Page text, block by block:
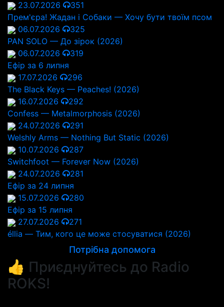
23.07.2026
351
Прем'єра! Жадан і Собаки — Хочу бути твоїм псом
06.07.2026
325
PAN SOLO — До зірок (2026)
06.07.2026
319
Ефір за 6 липня
17.07.2026
296
The Black Keys — Peaches! (2026)
16.07.2026
292
Confess — Metalmorphosis (2026)
24.07.2026
291
Welshly Arms — Nothing But Static (2026)
10.07.2026
287
Switchfoot — Forever Now (2026)
24.07.2026
281
Ефір за 24 липня
15.07.2026
280
Ефір за 15 липня
27.07.2026
271
éllia — Тим, кого це може стосуватися (2026)
Потрібна допомога
👍 Приєднуйтесь до Radio
ROKS!